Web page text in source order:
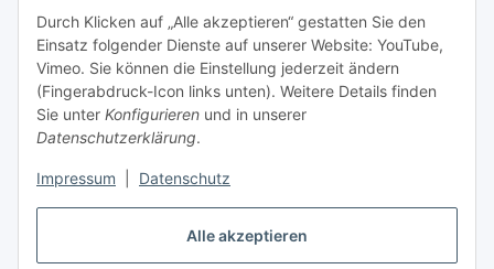
Alle akzeptieren
Durch Klicken auf „Alle akzeptieren“ gestatten Sie den
Einsatz folgender Dienste auf unserer Website: YouTube,
Vimeo. Sie können die Einstellung jederzeit ändern
(Fingerabdruck-Icon links unten). Weitere Details finden
Sie unter Konfigurieren und in unserer
Datenschutzerklärung.
Impressum Datenschutz
Zahlungsinformationen
Versandinformationen